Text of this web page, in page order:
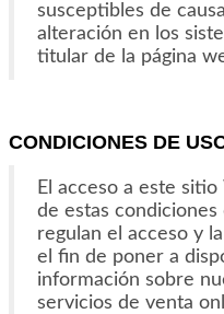
susceptibles de
alteración en los
titular de la página
CONDICIONES DE
El acceso a este
de estas
regulan el acceso y
el fin de poner a
información sobre
servicios de venta